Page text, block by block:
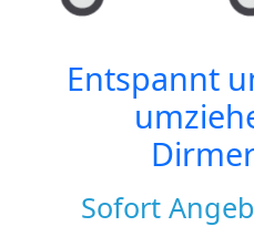
Entspannt
Sofort